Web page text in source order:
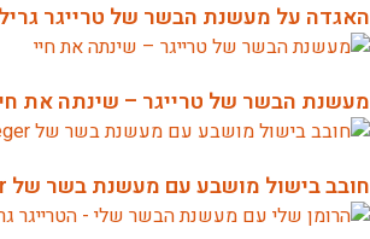
האגדה על מעשנת הבשר של טרייגר
מעשנת הבשר של טרייגר – שינתה את
חובב בישול מושבע עם מעשנת בשר של Traeger